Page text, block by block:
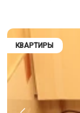
КВАРТИРЫ